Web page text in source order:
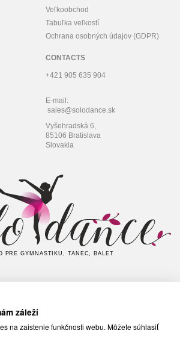
Veľkoobchod
Tabuľka veľkostí
Ochrana osobných údajov (GDPR)
CONTACTS
+421 905 635 904
E-mail:
sales@solodance.sk
Vyšehradská 6,
85106 Bratislava
Slovakia
PRE GYMNASTIKU, TANEC, BALET
záleží
na zaistenie funkčnosti webu. Môžete súhlasiť